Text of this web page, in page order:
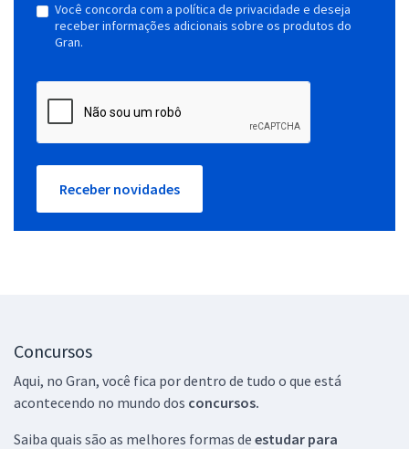
Você concorda com a política de privacidade e deseja
receber informações adicionais sobre os produtos do
Gran.
Receber novidades
Concursos
Aqui, no Gran, você fica por dentro de tudo o que está
acontecendo no mundo dos concursos.
Saiba quais são as melhores formas de estudar para